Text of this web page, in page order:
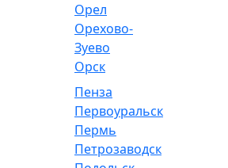
Орел
Орехово-
Зуево
Орск
Пенза
Первоуральск
Пермь
Петрозаводск